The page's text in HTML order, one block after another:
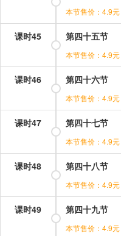
本节售价：4.9元
课时45 第四十五节
本节售价：4.9元
课时46 第四十六节
本节售价：4.9元
课时47 第四十七节
本节售价：4.9元
课时48 第四十八节
本节售价：4.9元
课时49 第四十九节
本节售价：4.9元